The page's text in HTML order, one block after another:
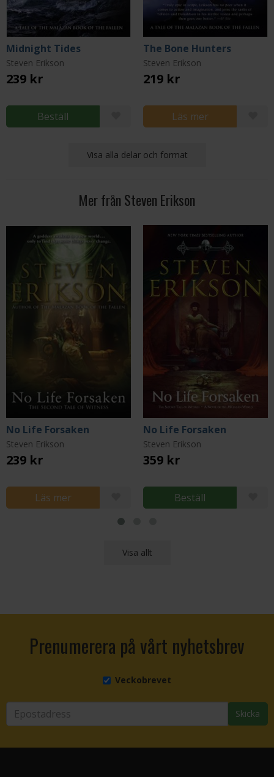
Midnight Tides
Steven Erikson
239 kr
Beställ
The Bone Hunters
Steven Erikson
219 kr
Läs mer
Visa alla delar och format
Mer från Steven Erikson
No Life Forsaken
Steven Erikson
239 kr
Läs mer
No Life Forsaken
Steven Erikson
359 kr
Beställ
Visa allt
Prenumerera på vårt nyhetsbrev
Veckobrevet
Skicka